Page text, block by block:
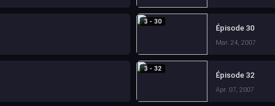
3 - 30
Épisode 30
Mar. 24, 2007
3 - 32
Épisode 32
Apr. 07, 2007